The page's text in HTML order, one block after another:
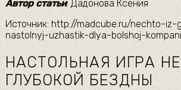
Автор статьи: Дадонова Ксения
Источник: http://madcube.ru/nechto-
nastolnyj-uzhastik-dlya-bolshoj-
НАСТОЛЬНАЯ ИГРА
ГЛУБОКОЙ БЕЗДНЫ